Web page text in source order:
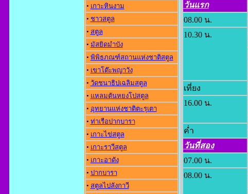
• เกาะหินงาม
• ชาวสตูล
• สตูล
• มัสยิดมำบัง
• พิพิธภณฑ์สถานแห่งชาติสตูล
• เขาโต๊ะพญาวัง
• วัดชนาธิปเฉลิมสตูล
• แหลมตันหยงโปสตูล
• อุทยานแห่งชาติตะรุเตา
• ท่าเรือปากบารา
• เกาะไข่สตูล
• เกาะราวีสตูล
• เกาะอาดัง
• ปากบารา
• สตูลไปลังกาวี
วันแรก
08.00 น.
10.30 น.
เที่ยง
16.00 น.
ค่ำ
วันที่สอง
07.00 น.
08.00 น.